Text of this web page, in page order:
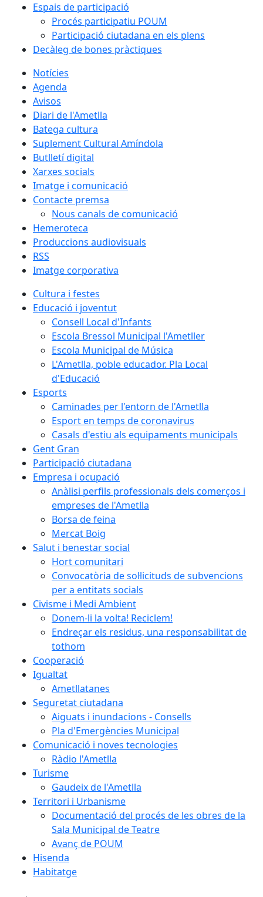
Espais de participació
Procés participatiu POUM
Participació ciutadana en els plens
Decàleg de bones pràctiques
Notícies
Agenda
Avisos
Diari de l'Ametlla
Batega cultura
Suplement Cultural Amíndola
Butlletí digital
Xarxes socials
Imatge i comunicació
Contacte premsa
Nous canals de comunicació
Hemeroteca
Produccions audiovisuals
RSS
Imatge corporativa
Cultura i festes
Educació i joventut
Consell Local d'Infants
Escola Bressol Municipal l'Ametller
Escola Municipal de Música
L'Ametlla, poble educador. Pla Local
d'Educació
Esports
Caminades per l'entorn de l'Ametlla
Esport en temps de coronavirus
Casals d'estiu als equipaments municipals
Gent Gran
Participació ciutadana
Empresa i ocupació
Anàlisi perfils professionals dels comerços i
empreses de l'Ametlla
Borsa de feina
Mercat Boig
Salut i benestar social
Hort comunitari
Convocatòria de sol·licituds de subvencions
per a entitats socials
Civisme i Medi Ambient
Donem-li la volta! Reciclem!
Endreçar els residus, una responsabilitat de
tothom
Cooperació
Igualtat
Ametllatanes
Seguretat ciutadana
Aiguats i inundacions - Consells
Pla d'Emergències Municipal
Comunicació i noves tecnologies
Ràdio l'Ametlla
Turisme
Gaudeix de l'Ametlla
Territori i Urbanisme
Documentació del procés de les obres de la
Sala Municipal de Teatre
Avanç de POUM
Hisenda
Habitatge